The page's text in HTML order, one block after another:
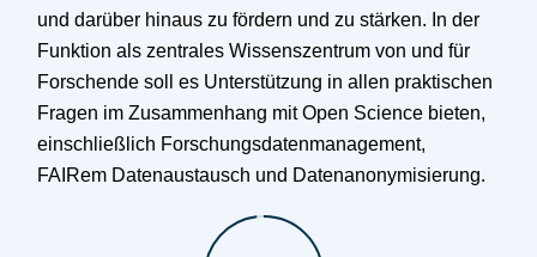
und darüber hinaus zu fördern und zu stärken. In der
Funktion als zentrales Wissenszentrum von und für
Forschende soll es Unterstützung in allen praktischen
Fragen im Zusammenhang mit Open Science bieten,
einschließlich Forschungsdatenmanagement,
FAIRem Datenaustausch und Datenanonymisierung.